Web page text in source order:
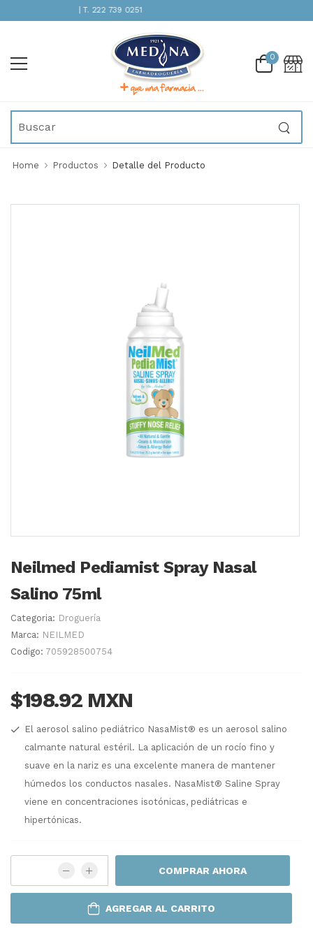
INMEDIATA | T. 222 739 0251
0
Home Productos Detalle del Producto
Neilmed Pediamist Spray Nasal
Salino 75ml
Categoria: Droguería
Marca: NEILMED
Codigo: 705928500754
$198.92 MXN
El aerosol salino pediátrico NasaMist® es un aerosol salino
calmante natural estéril. La aplicación de un rocío fino y
suave en la nariz es una excelente manera de mantener
húmedos los conductos nasales. NasaMist® Saline Spray
viene en concentraciones isotónicas, pediátricas e
hipertónicas.
COMPRAR AHORA
AGREGAR AL CARRITO